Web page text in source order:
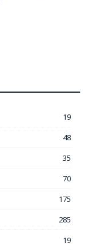
19
48
35
70
175
285
19